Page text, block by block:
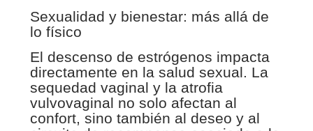
Sexualidad y bienestar: más allá de
lo físico
El descenso de estrógenos impacta
directamente en la salud sexual. La
sequedad vaginal y la atrofia
vulvovaginal no solo afectan al
confort, sino también al deseo y al